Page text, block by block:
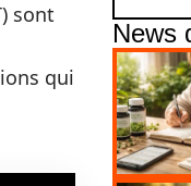
sont
qui
News